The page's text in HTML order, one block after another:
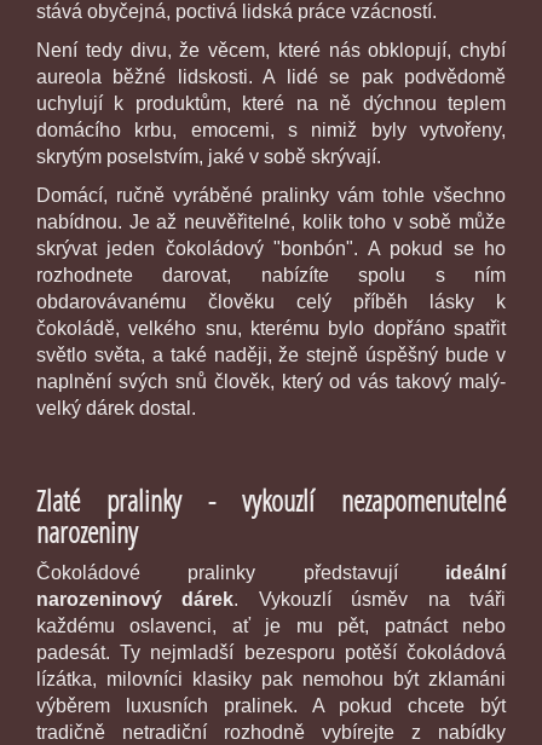
stává obyčejná, poctivá lidská práce vzácností.
Není tedy divu, že věcem, které nás obklopují, chybí
aureola běžné lidskosti. A lidé se pak podvědomě
uchylují k produktům, které na ně dýchnou teplem
domácího krbu, emocemi, s nimiž byly vytvořeny,
skrytým poselstvím, jaké v sobě skrývají.
Domácí, ručně vyráběné pralinky vám tohle všechno
nabídnou. Je až neuvěřitelné, kolik toho v sobě může
skrývat jeden čokoládový "bonbón". A pokud se ho
rozhodnete darovat, nabízíte spolu s ním
obdarovávanému člověku celý příběh lásky k
čokoládě, velkého snu, kterému bylo dopřáno spatřit
světlo světa, a také naději, že stejně úspěšný bude v
naplnění svých snů člověk, který od vás takový malý-
velký dárek dostal.
Zlaté pralinky - vykouzlí nezapomenutelné
narozeniny
Čokoládové pralinky představují ideální
narozeninový dárek. Vykouzlí úsměv na tváři
každému oslavenci, ať je mu pět, patnáct nebo
padesát. Ty nejmladší bezesporu potěší čokoládová
lízátka, milovníci klasiky pak nemohou být zklamáni
výběrem luxusních pralinek. A pokud chcete být
tradičně netradiční rozhodně vybírejte z nabídky